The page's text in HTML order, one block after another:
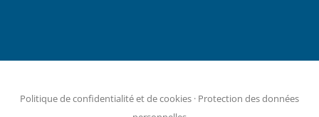
Politique de confidentialité et de cookies · Protection des données